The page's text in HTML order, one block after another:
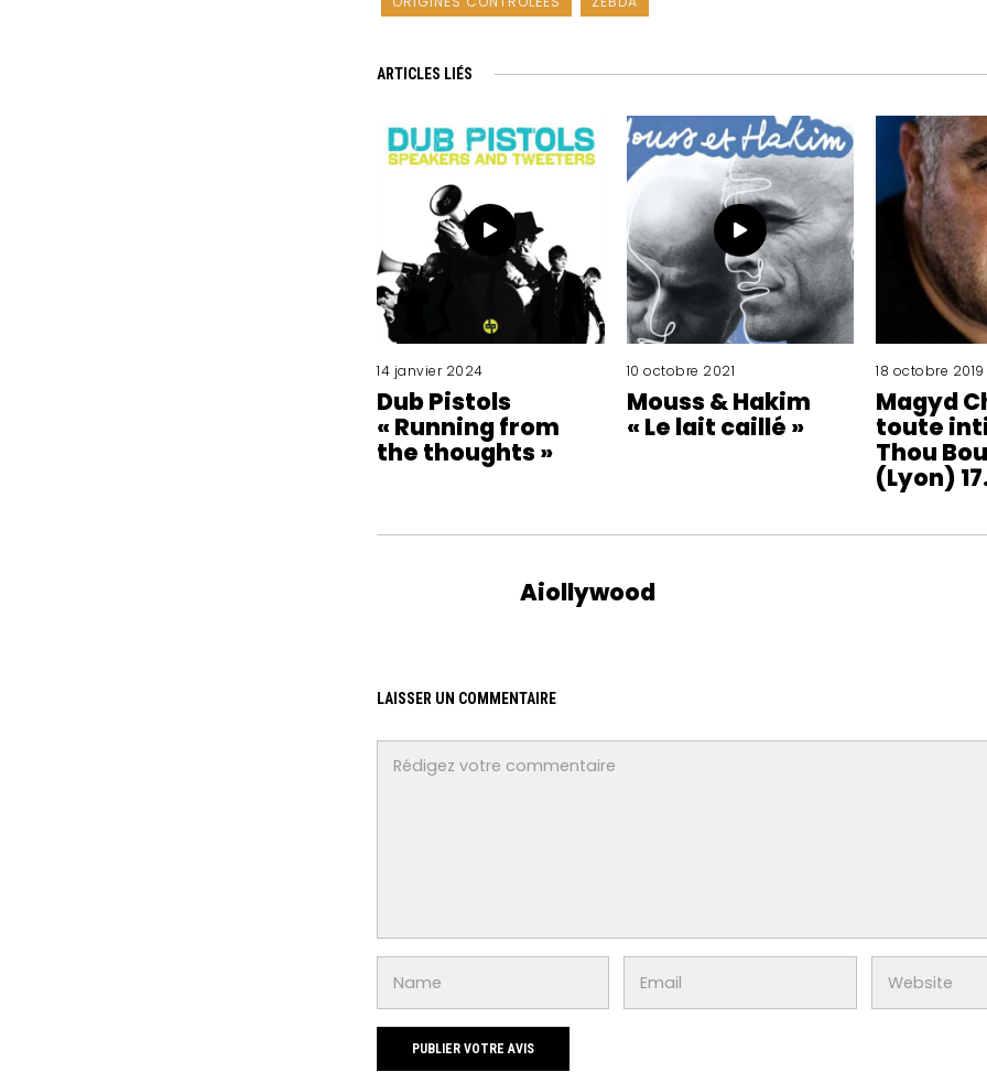
ARTICLES LIÉS
14 janvier 2024
Dub Pistols
« Running from
the thoughts »
10 octobre 2021
Mouss & Hakim
« Le lait caillé »
18 octobre 2019
Magyd
toute
Thou
(Lyon)
Aiollywood
LAISSER UN COMMENTAIRE